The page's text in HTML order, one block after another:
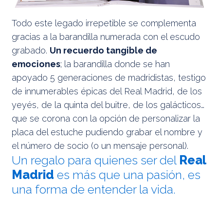
Todo este legado irrepetible se complementa
gracias a la barandilla numerada con el escudo
grabado. Un recuerdo tangible de
emociones; la barandilla donde se han
apoyado 5 generaciones de madridistas, testigo
de innumerables épicas del Real Madrid, de los
yeyés, de la quinta del buitre, de los galácticos…
que se corona con la opción de personalizar la
placa del estuche pudiendo grabar el nombre y
el número de socio (o un mensaje personal).
Un regalo para quienes ser del Real
Madrid es más que una pasión, es
una forma de entender la vida.